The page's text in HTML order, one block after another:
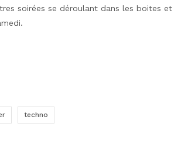
soirées se déroulant dans les boites et
techno